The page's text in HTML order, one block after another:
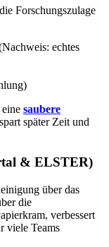
Forschungszulage
echtes
saubere
spart später Zeit und
& ELSTER)
über das
die
verbessert
viele Teams